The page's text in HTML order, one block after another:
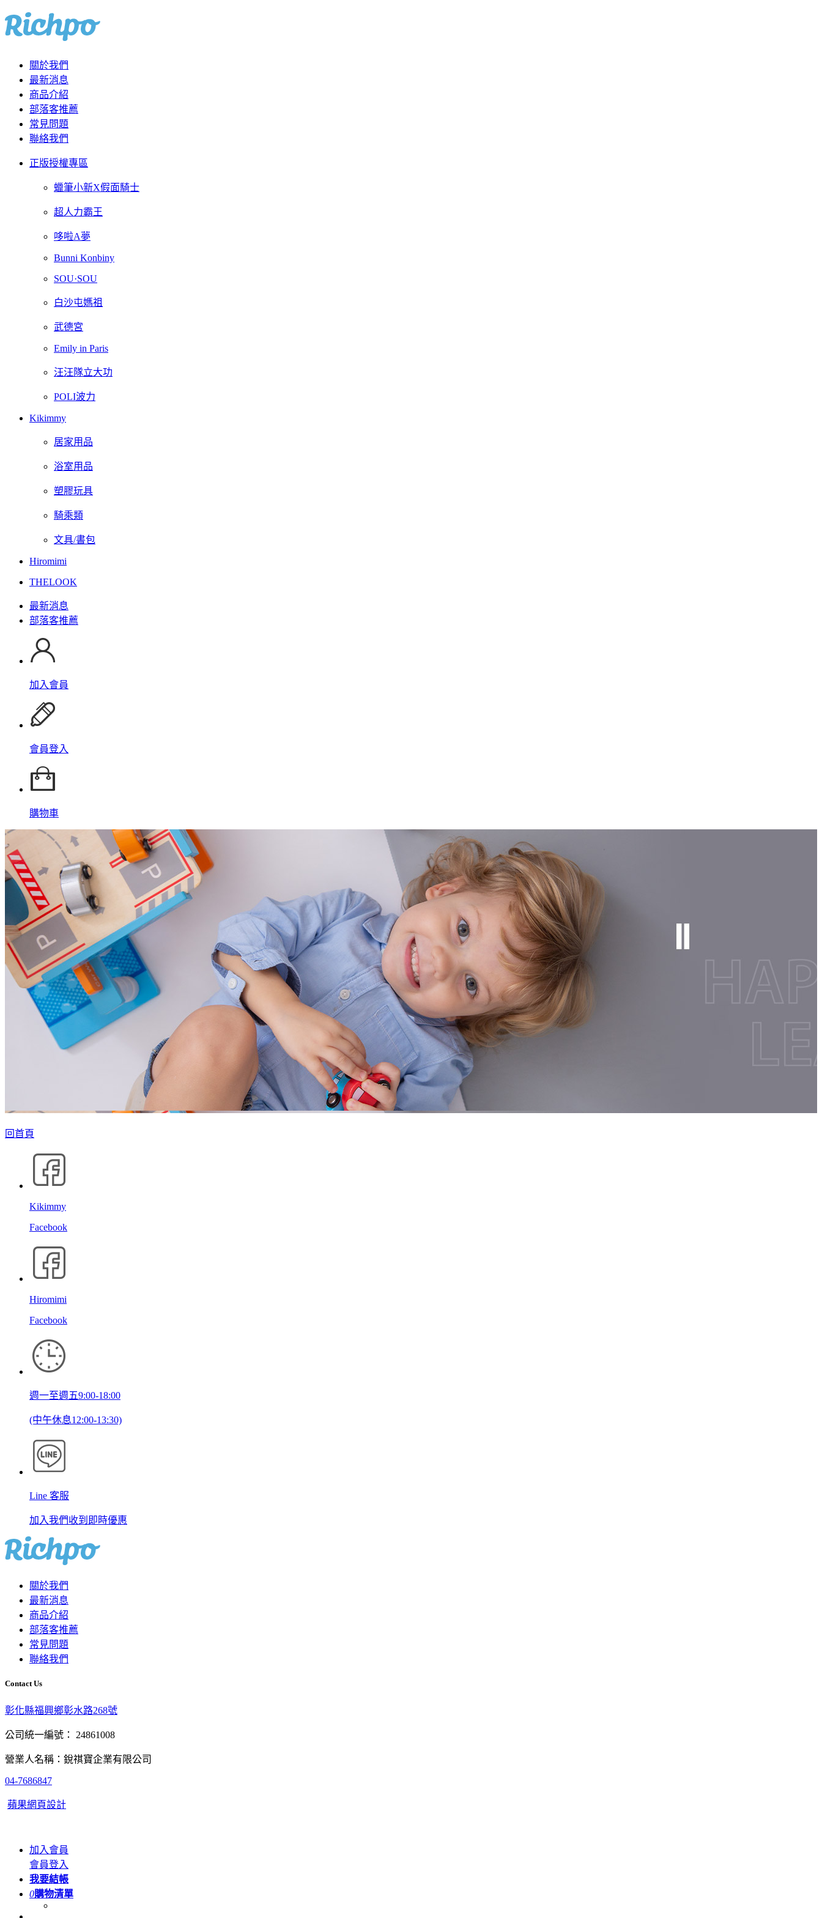
關於我們
最新消息
商品介紹
部落客推薦
常見問題
聯絡我們
正版授權專區
蠟筆小新X假面騎士
超人力霸王
哆啦A夢
Bunni Konbiny
SOU·SOU
白沙屯媽祖
武德宮
Emily in Paris
汪汪隊立大功
POLI波力
Kikimmy
居家用品
浴室用品
塑膠玩具
騎乘類
文具/書包
Hiromimi
THELOOK
最新消息
部落客推薦
加入會員
會員登入
購物車
回首頁
Kikimmy
Facebook
Hiromimi
Facebook
週一至週五9:00-18:00
(中午休息12:00-13:30)
Line 客服
加入我們收到即時優惠
關於我們
最新消息
商品介紹
部落客推薦
常見問題
聯絡我們
Contact Us
彰化縣福興鄉彰水路268號
公司統一編號： 24861008
營業人名稱：銳祺寶企業有限公司
04-7686847
蘋果網頁設計
加入會員
會員登入
我要結帳
0購物清單